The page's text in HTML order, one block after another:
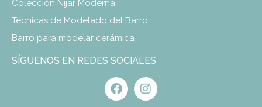
Colección Nijar Moderna
Técnicas de Modelado del Barro
Barro para modelar cerámica
SÍGUENOS EN REDES SOCIALES